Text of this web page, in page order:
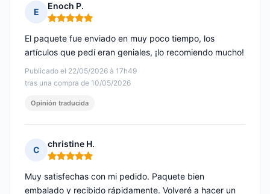
E
Enoch P.
Nota: 5 de 5
Publicado el 22/05/2026 à 17h49
tras una compra de 10/05/2026
El paquete fue enviado en muy poco tiempo, los
artículos que pedí eran geniales, ¡lo recomiendo mucho!
Opinión traducida
C
christine H.
Nota: 5 de 5
Muy satisfechas con mi pedido. Paquete bien
embalado y recibido rápidamente. Volveré a hacer un